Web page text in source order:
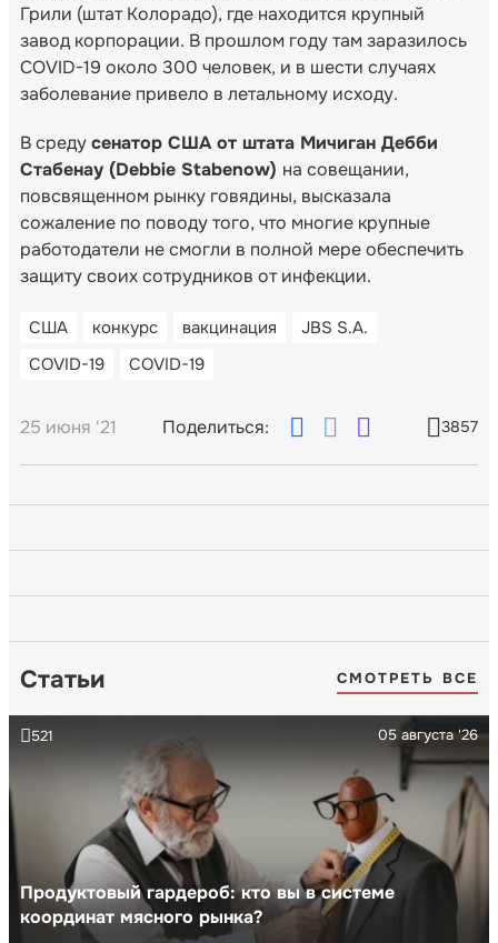
Грили (штат Колорадо), где находится крупный
завод корпорации. В прошлом году там заразилось
COVID-19 около 300 человек, и в шести случаях
заболевание привело в летальному исходу.
В средусенатор США от штата Мичиган Дебби
Стабенау (Debbie Stabenow) на совещании,
повсвященном рынку говядины, высказала
сожаление по поводу того, что многие крупные
работодатели не смогли в полной мере обеспечить
защиту своих сотрудников от инфекции.
США конкурс вакцинация
JBS S.A.
COVID-19
COVID-19
25 июня '21 Поделиться: 3857
Статьи СМОТРЕТЬ ВСЕ
Продуктовый гардероб: кто вы в системе
координат мясного рынка?
05 августа '26
521